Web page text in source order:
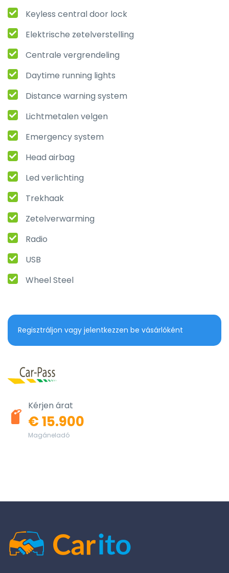
Keyless central door lock
Elektrische zetelverstelling
Centrale vergrendeling
Daytime running lights
Distance warning system
Lichtmetalen velgen
Emergency system
Head airbag
Led verlichting
Trekhaak
Zetelverwarming
Radio
USB
Wheel Steel
Regisztráljon vagy jelentkezzen be vásárlóként
Kérjen árat
€ 15.900
Magáneladó